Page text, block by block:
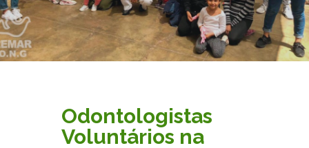
Odontologistas
Voluntários na